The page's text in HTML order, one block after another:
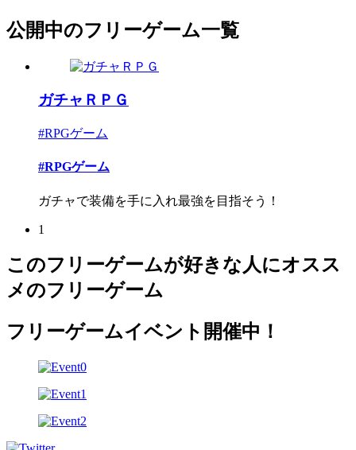
公開中のフリーゲーム一覧
ガチャＲＰＧ
#RPGゲーム
#RPGゲーム
ガチャで装備を手に入れ最強を目指そう！
1
このフリーゲームが好きな人にオスス
メのフリーゲーム
フリーゲームイベント開催中！